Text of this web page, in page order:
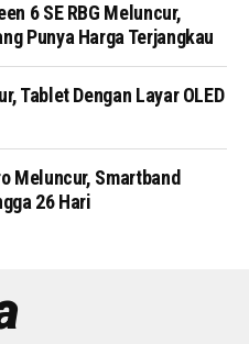
6 SE RBG Meluncur,
Punya Harga Terjangkau
Tablet Dengan Layar OLED
Meluncur, Smartband
26 Hari